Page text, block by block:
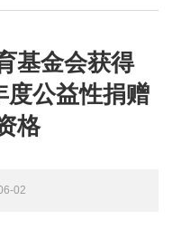
基金会获得
公益性捐赠
格
02